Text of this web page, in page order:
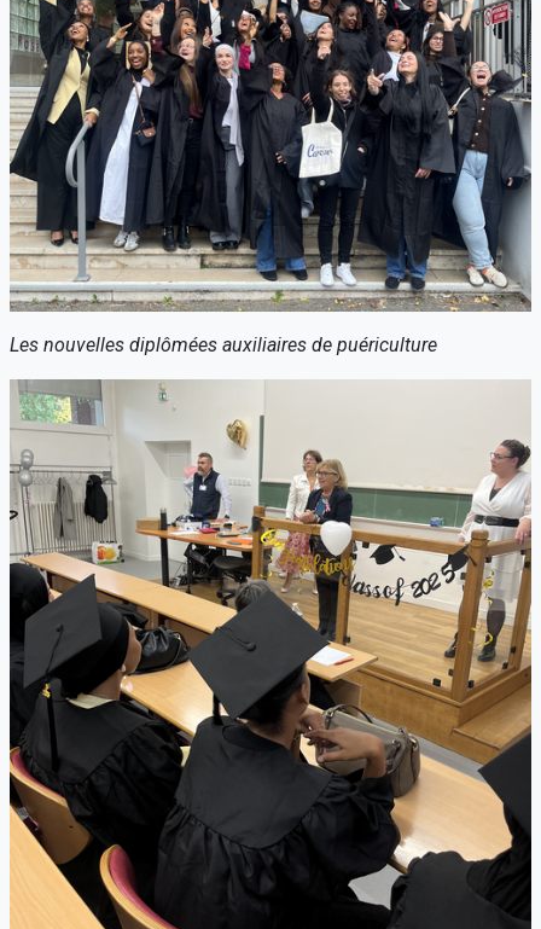
Les nouvelles diplômées auxiliaires de puériculture